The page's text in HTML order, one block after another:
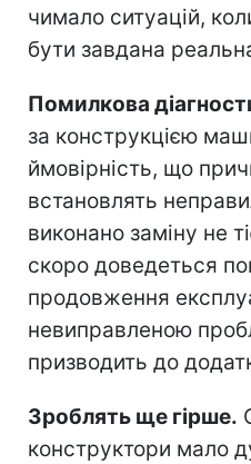
чимало ситуацій,
бути завдана
Помилкова
за конструкцією
ймовірність, що
встановлять
виконано заміну не
скоро доведеться
продовження
невиправленою
призводить до
Зроблять ще гірше.
конструктори мало